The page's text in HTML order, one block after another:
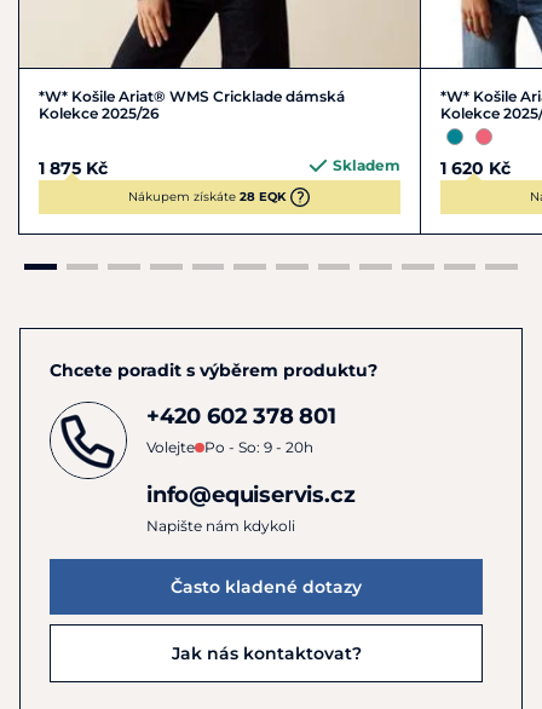
*W* Košile Ariat® WMS Cricklade dámská
Kolekce 2025/26
1 875 Kč Skladem
Nákupem získáte28 EQK
*W* Košile
Kolekce
1 620 Kč
Chcete poradit s výběrem produktu?
+420 602 378 801
Volejte Po - So: 9 - 20h
info@equiservis.cz
Napište nám kdykoli
Často kladené dotazy
Jak nás kontaktovat?